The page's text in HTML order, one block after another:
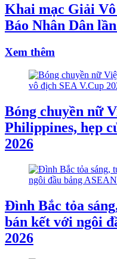
Khai mạc Giải
Báo Nhân Dân
Xem thêm
Bóng chuyền nữ
Philippines, hẹp
2026
Đình Bắc tỏa
bán kết với ngôi
2026